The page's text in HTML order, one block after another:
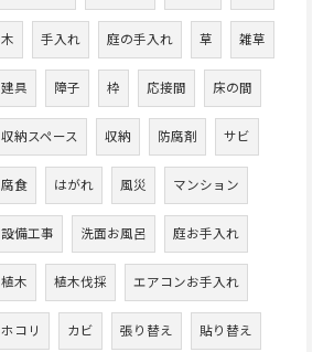
木 手入れ 庭の手入れ 草 雑草
建具 障子 枠 応接間 床の間
収納スペース 収納 防腐剤 サビ
腐食 はがれ 風災 マンション
設備工事 洗面お風呂 庭お手入れ
植木 植木伐採 エアコンお手入れ
ホコリ カビ 張り替え 貼り替え